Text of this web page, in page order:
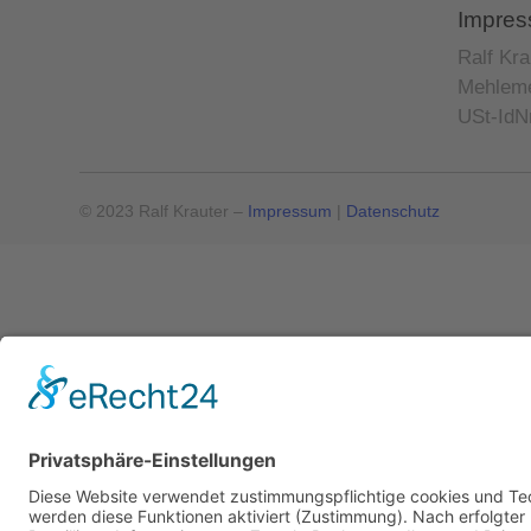
Ralf
USt-
© 2023 Ralf Krauter – Impressum | Datenschutz